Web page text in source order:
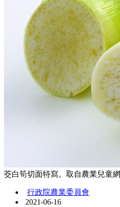
茭白筍切面特寫。取自農業兒童網
行政院農業委員會
2021-06-16